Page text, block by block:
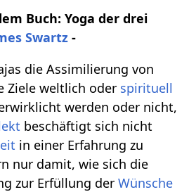
Buch: Yoga der drei
Swartz -
die Assimilierung von
Ziele weltlich oder spirituell
werden oder nicht,
beschäftigt sich nicht
in einer Erfahrung zu
nur damit, wie sich die
zur Erfüllung derWünsche